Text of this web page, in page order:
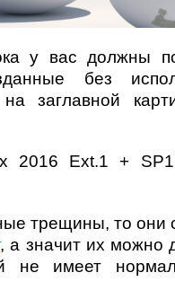
у вас должны
без
заглавной
2016 Ext.1 +
трещины, то они
, а значит их можно
не имеет